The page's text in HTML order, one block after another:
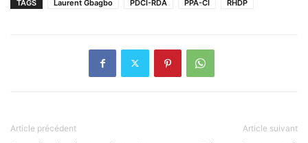
TAGS Laurent Gbagbo PDCI-RDA PPA-CI RHDP
Article précédent Article suivant